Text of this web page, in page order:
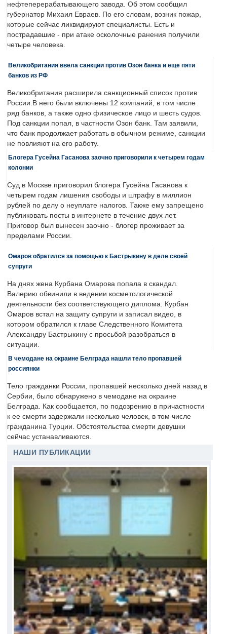
нефтеперерабатывающего завода. Об этом сообщил
губернатор Михаил Евраев. По его словам, возник пожар,
которые сейчас ликвидируют специалисты. Есть и
пострадавшие - при атаке осколочные ранения получили
четыре человека.
Великобритания ввела санкции против Озон банка и еще пяти
банков из РФ
Великобритания расширила санкционный список против
России.В него были включены 12 компаний, в том числе
ряд банков, а также одно физическое лицо и шесть судов.
Под санкции попал, в частности Озон банк. Там заявили,
что банк продолжает работать в обычном режиме, санкции
не повлияют на его работу.
Блогера Гусейна Гасанова заочно приговорили к четырем годам
колонии
Суд в Москве приговорил блогера Гусейна Гасанова к
четырем годам лишения свободы и штрафу в миллион
рублей по делу о неуплате налогов. Также ему запрещено
публиковать посты в интернете в течение двух лет.
Приговор был вынесен заочно - блогер проживает за
пределами России.
Омаров обратился за помощью к Бастрыкину в деле своей
супруги
На днях жена Курбана Омарова попала в скандал.
Валерию обвинили в ведении косметологической
деятельности без соответствующего диплома. Курбан
Омаров встал на защиту супруги и записал видео, в
котором обратился к главе Следственного Комитета
Александру Бастрыкину с просьбой разобраться в
ситуации.
В чемодане на окраине Белграда нашли тело пропавшей
россиянки
Тело гражданки России, пропавшей несколько дней назад в
Сербии, было обнаружено в чемодане на окраине
Белграда. Как сообщается, по подозрению в причастности
к ее смерти задержали несколько человек, в том числе
гражданина Турции. Обстоятельства смерти девушки
сейчас устанавливаются.
НАШИ ПУБЛИКАЦИИ